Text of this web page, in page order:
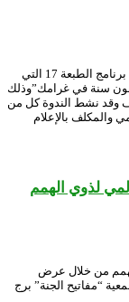
محافظة المهرجان الوطني للمسرح المحترف تكشف عن برنامج الطبعة 17 التي
سنة في غرامك”وذلك
وقد نشط الندوة كل من
والمكلف بالإعلام
لذوي الهمم
من خلال عرض
“مفاتيح الجنة” برج